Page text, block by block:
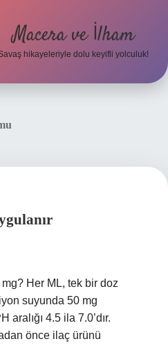
Macera ve İlham
hikayeleriyle dolu keyifli yolculuk!
Her ML, tek bir doz
suyunda 50 mg
aralığı 4.5 ila 7.0’dır.
önce ilaç ürünü